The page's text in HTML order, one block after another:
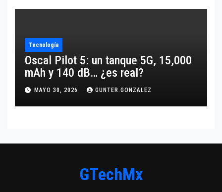
Tecnología
Oscal Pilot 5: un tanque 5G, 15,000
mAh y 140 dB… ¿es real?
MAYO 30, 2026 GUNTER.GONZALEZ
GTechMx